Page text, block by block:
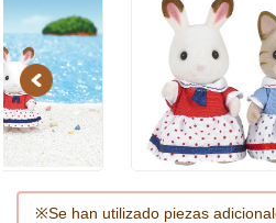
Previous
※Se han utilizado piezas